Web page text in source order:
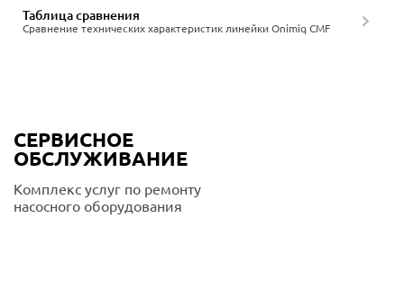
Сравнение технических характеристик линейки Onimiq CMF
Таблица сравнения
СЕРВИСНОЕ
ОБСЛУЖИВАНИЕ
Комплекс услуг по ремонту
насосного оборудования